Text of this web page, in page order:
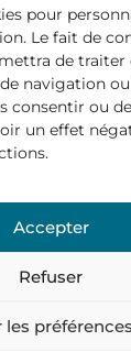
pour
Le fait de
de traiter
navigation ou
consentir ou
un effet
Accepter
Refuser
les préférences
A propos
de
en Aquitaine
d’ouverture :
9:00 – 12:00 /
: 9:00 – 12:00
Politique des cookies